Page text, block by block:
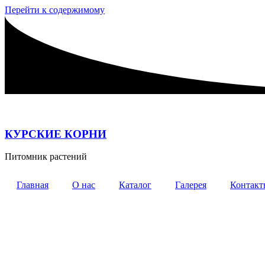
Перейти к содержимому
КУРСКИЕ КОРНИ
Питомник растений
Главная О нас Каталог Галерея